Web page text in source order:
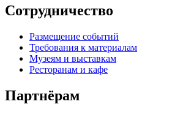
Сотрудничество
Размещение событий
Требования к материалам
Музеям и выставкам
Ресторанам и кафе
Партнёрам